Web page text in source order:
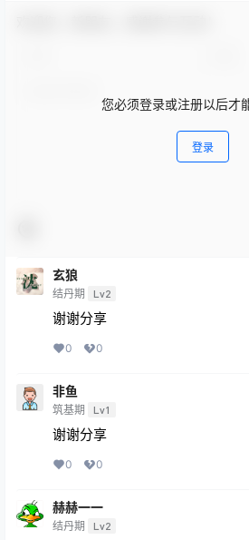
您必须登录或注册以后才
登录
玄狼
结丹期 Lv2
谢谢分享
0 0
非鱼
筑基期 Lv1
谢谢分享
0 0
赫赫一一
结丹期 Lv2